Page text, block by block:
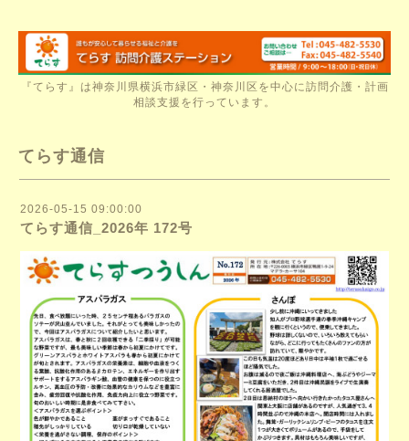
『てらす』は神奈川県横浜市緑区・神奈川区を中心に訪問介護・計画
相談支援を行っています。
てらす通信
2026-05-15 09:00:00
てらす通信_2026年 172号